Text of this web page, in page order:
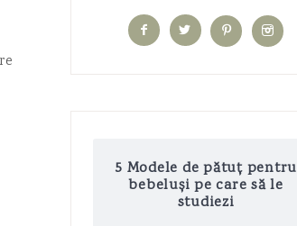
5 Modele de pătuț pentru
bebeluși pe care să le
studiezi